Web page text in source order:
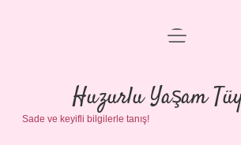
Anasayfa
Gizlilik Politikası
Yasal Uyarı
menüyü
Huzurlu Yaşam
Sade ve keyifli bilgilerle tanış!